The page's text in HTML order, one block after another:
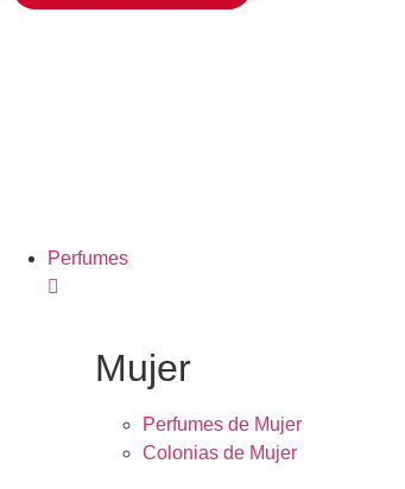
Perfumes
Mujer
Perfumes de Mujer
Colonias de Mujer